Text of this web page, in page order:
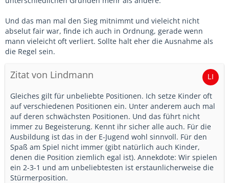
Und das man mal den Sieg mitnimmt und vieleicht nicht
abselut fair war, finde ich auch in Ordnung, gerade wenn
mann vieleicht oft verliert. Sollte halt eher die Ausnahme als
die Regel sein.
Zitat von Lindmann
Gleiches gilt für unbeliebte Positionen. Ich setze Kinder oft
auf verschiedenen Positionen ein. Unter anderem auch mal
auf deren schwächsten Positionen. Und das führt nicht
immer zu Begeisterung. Kennt ihr sicher alle auch. Für die
Ausbildung ist das in der E-Jugend wohl sinnvoll. Für den
Spaß am Spiel nicht immer (gibt natürlich auch Kinder,
denen die Position ziemlich egal ist). Annekdote: Wir spielen
ein 2-3-1 und am unbeliebtesten ist erstaunlicherweise die
Stürmerposition.